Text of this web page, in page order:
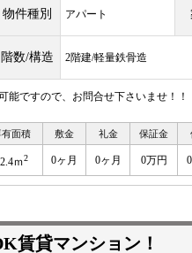
物件種別 アパート
階数/構造 2階建/軽量鉄骨造
ですので、お問合せ下さいませ！！
有面積 敷金 礼金 保証金
ｍ2 0ヶ月 0ヶ月 0万円
賃貸マンション！